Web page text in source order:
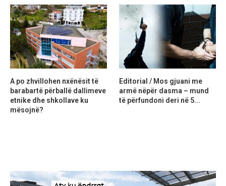
A po zhvillohen nxënësit të
barabartë përballë dallimeve
etnike dhe shkollave ku
mësojnë?
Editorial / Mos gjuani me
armë nëpër dasma – mund
të përfundoni deri në 5...